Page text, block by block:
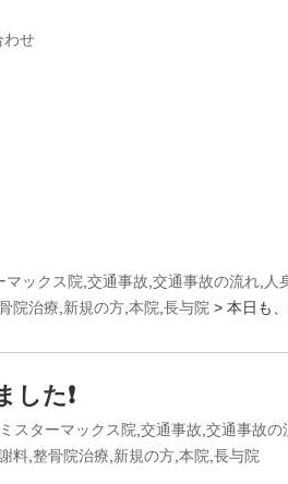
わせ
マックス院 交通事故 交通事故の流れ 人
院治療 新規の方 本院 長与院 > 本日も
た❗
ミスターマックス院 交通事故 交通事故の
料 整骨院治療 新規の方 本院 長与院